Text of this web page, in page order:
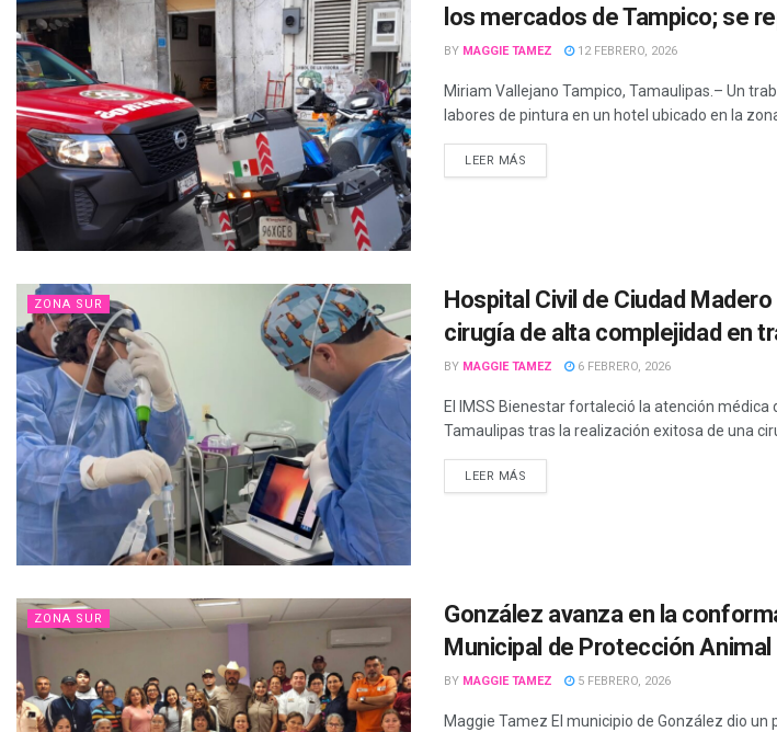
los mercados de Tampico; se
BY MAGGIE TAMEZ 12 FEBRERO, 2026
Miriam Vallejano Tampico, Tamaulipas.– Un
labores de pintura en un hotel ubicado en la
LEER MÁS
ZONA SUR
Hospital Civil de Ciudad
cirugía de alta complejidad en
BY MAGGIE TAMEZ 6 FEBRERO, 2026
El IMSS Bienestar fortaleció la atención médica
Tamaulipas tras la realización exitosa de una
LEER MÁS
ZONA SUR
González avanza en la
Municipal de Protección Animal
BY MAGGIE TAMEZ 5 FEBRERO, 2026
Maggie Tamez El municipio de González dio